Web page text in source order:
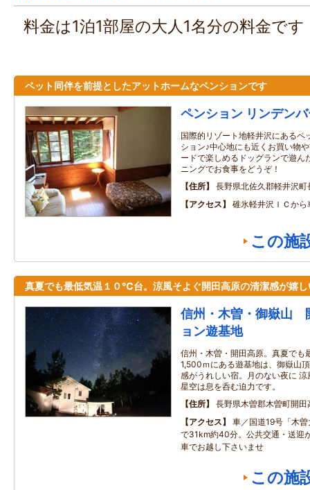
料金は1泊1部屋の大人1名分の料金で
ペット同伴を前提としたアットホームなペンションです
ペンション リンデン
国際的リゾート地軽井沢にあるペ
ション♪中心地にも近くお買い物
ードで楽しめるドッグランで遊ん
ニングでお食事をどうぞ！
住所
長野県北佐久郡軽井沢
アクセス
碓氷軽井沢ＩＣから
この施
真夏でも最低気温１０℃台。涼風そよぐ開田高原の清潔感が嬉し
信州・木曽・御嶽山
ョン遊基地
信州・木曽・開田高原。真夏でも
1,500ｍにある遊基地は、御嶽山
感がうれしい宿。月のない夜に
星空は息を呑む迫力です。
住所
長野県木曽郡木曽町開
アクセス
車／国道19号「木
で31km約40分。公共交通・送迎
車でお越し下さいませ
この施